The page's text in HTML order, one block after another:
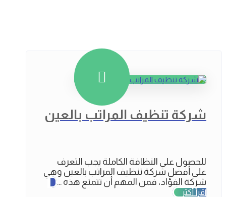
شركة تنظيف المراتب بالعين
للحصول على النظافة الكاملة يجب التعرف
على أفضل شركة تنظيف المراتب بالعين وهي
شركة الفؤاد، فمن المهم أن تتمتع هذه ...
اقرأ أكثر